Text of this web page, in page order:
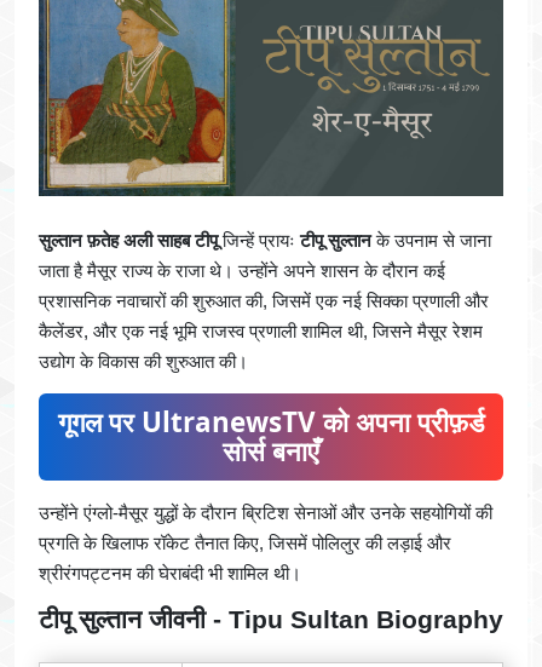
सुल्तान फ़तेह अली साहब टीपूजिन्हें प्रायःटीपू सुल्तानके उपनाम से जाना
जाता है मैसूर राज्य के राजा थे। उन्होंने अपने शासन के दौरान कई
प्रशासनिक नवाचारों की शुरुआत की, जिसमें एक नई सिक्का प्रणाली और
कैलेंडर, और एक नई भूमि राजस्व प्रणाली शामिल थी, जिसने मैसूर रेशम
उद्योग के विकास की शुरुआत की।
गूगल पर UltranewsTV को अपना प्रीफ़र्ड
सोर्स बनाएँ
उन्होंने एंग्लो-मैसूर युद्धों के दौरान ब्रिटिश सेनाओं और उनके सहयोगियों की
प्रगति के खिलाफ रॉकेट तैनात किए, जिसमें पोलिलुर की लड़ाई और
श्रीरंगपट्टनम की घेराबंदी भी शामिल थी।
टीपू सुल्तान जीवनी - Tipu Sultan Biography